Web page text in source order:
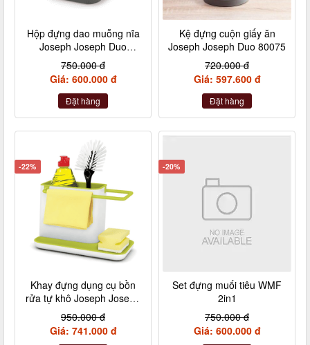
Hộp đựng dao muỗng nĩa
Joseph Joseph Duo
(Steel) 851682
750.000 đ
Giá: 600.000 đ
Đặt hàng
Kệ đựng cuộn giấy ăn
Joseph Joseph Duo 80075
720.000 đ
Giá: 597.600 đ
Đặt hàng
-22%
Khay đựng dụng cụ bồn
rửa tự khô Joseph Joseph
Caddy (Green) 85021
950.000 đ
Giá: 741.000 đ
-20%
Set đựng muối tiêu WMF
2in1
750.000 đ
Giá: 600.000 đ